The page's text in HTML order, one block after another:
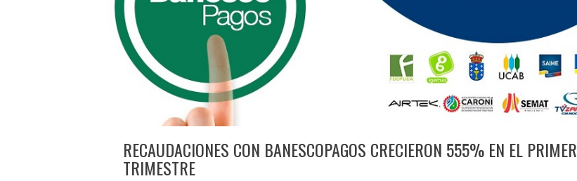
RECAUDACIONES CON BANESCOPAGOS CRECIERON 555% EN EL PRIMER
TRIMESTRE